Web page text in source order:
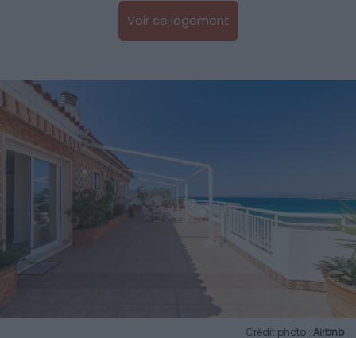
Voir ce logement
Crédit photo : Airbnb